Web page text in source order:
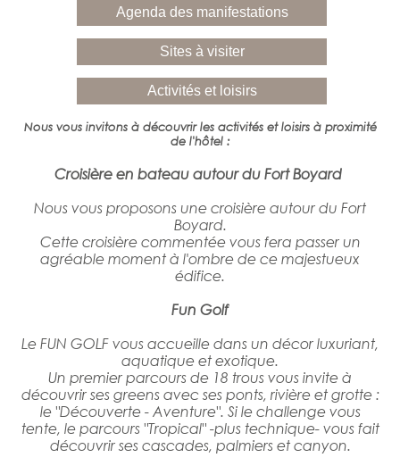
Agenda des manifestations
Sites à visiter
Activités et loisirs
Nous vous invitons à découvrir les activités et loisirs à proximité
de l'hôtel :
Croisière en bateau autour du Fort Boyard
Nous vous proposons une croisière autour du Fort
Boyard.
Cette croisière commentée vous fera passer un
agréable moment à l'ombre de ce majestueux
édifice.
Fun Golf
Le FUN GOLF vous accueille dans un décor luxuriant,
aquatique et exotique.
Un premier parcours de 18 trous vous invite à
découvrir ses greens avec ses ponts, rivière et grotte :
le "Découverte - Aventure". Si le challenge vous
tente, le parcours "Tropical" -plus technique- vous fait
découvrir ses cascades, palmiers et canyon.